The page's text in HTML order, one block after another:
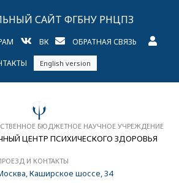
САЙТ ФГБНУ РНЦПЗ
ВК ОБРАТНАЯ СВЯЗЬ
English version
БЮДЖЕТНОЕ НАУЧНОЕ УЧРЕЖДЕНИЕ
ЦЕНТР ПСИХИЧЕСКОГО ЗДОРОВЬЯ
И КОНТАКТЫ
Каширское шоссе, 34